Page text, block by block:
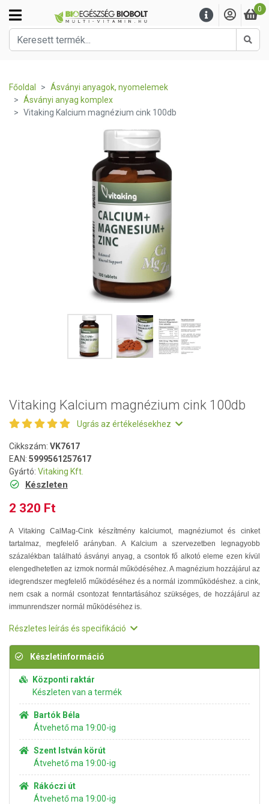
0
Főoldal
Ásványi anyagok, nyomelemek
Ásványi anyag komplex
Vitaking Kalcium magnézium cink 100db
Vitaking Kalcium magnézium cink 100db
Ugrás az értékelésekhez
Cikkszám: VK7617
EAN: 5999561257617
Gyártó: Vitaking Kft.
Készleten
2 320 Ft
A Vitaking CalMag-Cink készítmény kalciumot, magnéziumot és cinket
tartalmaz, megfelelő arányban. A Kalcium a szervezetben legnagyobb
százalékban található ásványi anyag, a csontok fő alkotó eleme ezen kívül
elengedhetetlen az izmok normál működéséhez. A magnézium hozzájárul az
idegrendszer megfelelő működéséhez és a normál izomműködéshez. a cink,
nem csak a normál csontozat fenntartásához szükséges, de hozzájárul az
immunrendszer normál működéséhez is.
Részletes leírás és specifikáció
Készletinformáció
Központi raktár
Készleten van a termék
Bartók Béla
Átvehető ma 19:00-ig
Szent István körút
Átvehető ma 19:00-ig
Rákóczi út
Átvehető ma 19:00-ig